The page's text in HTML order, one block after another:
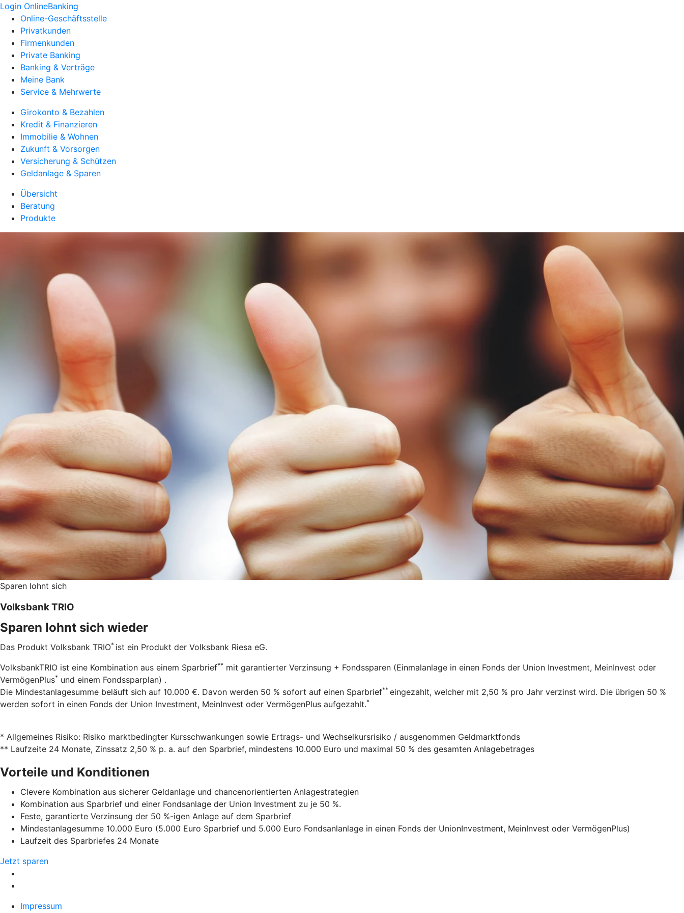
Login OnlineBanking
Online-Geschäftsstelle
Privatkunden
Firmenkunden
Private Banking
Banking & Verträge
Meine Bank
Service & Mehrwerte
Girokonto & Bezahlen
Kredit & Finanzieren
Immobilie & Wohnen
Zukunft & Vorsorgen
Versicherung & Schützen
Geldanlage & Sparen
Übersicht
Beratung
Produkte
Sparen lohnt sich
Volksbank TRIO
Sparen lohnt sich wieder
Das Produkt Volksbank TRIO* ist ein Produkt der Volksbank Riesa eG.
VolksbankTRIO ist eine Kombination aus einem Sparbrief** mit garantierter Verzinsung + Fondssparen (Einmalanlage in einen Fonds der Union Investment, MeinInvest oder
VermögenPlus* und einem Fondssparplan) .
Die Mindestanlagesumme beläuft sich auf 10.000 €. Davon werden 50 % sofort auf einen Sparbrief** eingezahlt, welcher mit 2,50 % pro Jahr verzinst wird. Die übrigen 50 %
werden sofort in einen Fonds der Union Investment, MeinInvest oder VermögenPlus aufgezahlt.*
* Allgemeines Risiko: Risiko marktbedingter Kursschwankungen sowie Ertrags- und Wechselkursrisiko / ausgenommen Geldmarktfonds
** Laufzeite 24 Monate, Zinssatz 2,50 % p. a. auf den Sparbrief, mindestens 10.000 Euro und maximal 50 % des gesamten Anlagebetrages
Vorteile und Konditionen
Clevere Kombination aus sicherer Geldanlage und chancenorientierten Anlagestrategien
Kombination aus Sparbrief und einer Fondsanlage der Union Investment zu je 50 %.
Feste, garantierte Verzinsung der 50 %-igen Anlage auf dem Sparbrief
Mindestanlagesumme 10.000 Euro (5.000 Euro Sparbrief und 5.000 Euro Fondsanlanlage in einen Fonds der UnionInvestment, MeinInvest oder VermögenPlus)
Laufzeit des Sparbriefes 24 Monate
Jetzt sparen
Impressum